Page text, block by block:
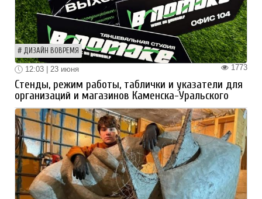
ДИЗАЙН ВОВРЕМЯ
1773
12:03 | 23 июня
Стенды, режим работы, таблички и указатели для
организаций и магазинов Каменска-Уральского